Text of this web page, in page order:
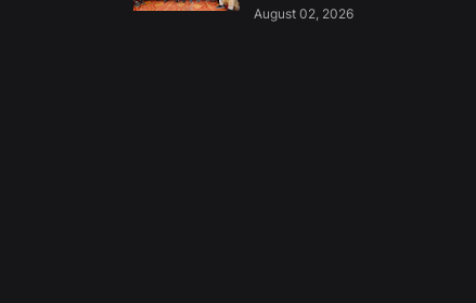
August 02, 2026